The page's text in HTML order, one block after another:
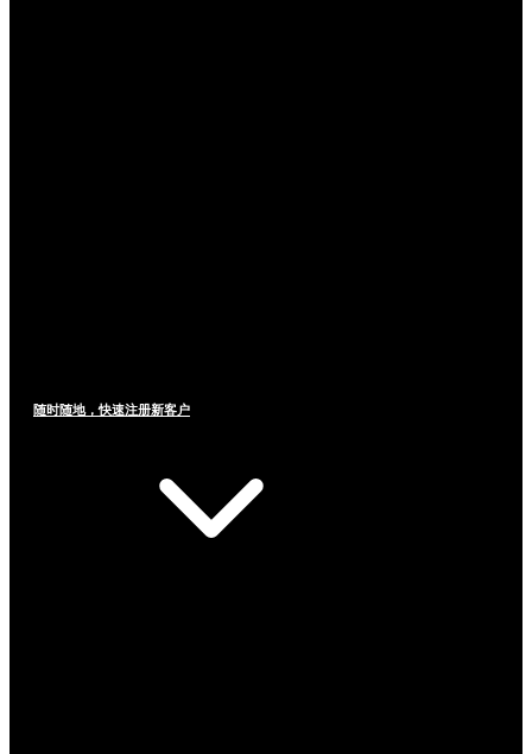
随时随地，快速注册新客户